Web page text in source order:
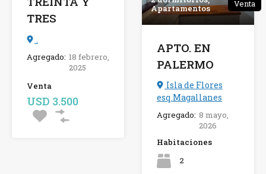
TRES
.
Agregado: 18 febrero,
2025
Venta
USD 3.500
Apartamentos
Venta
APTO. EN
PALERMO
Isla de Flores
esq.Magallanes
Agregado: 8 mayo,
2026
Habitaciones
2